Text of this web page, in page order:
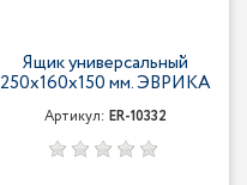
Ящик универсальный
250х160х150 мм. ЭВРИКА
Артикул: ER-10332